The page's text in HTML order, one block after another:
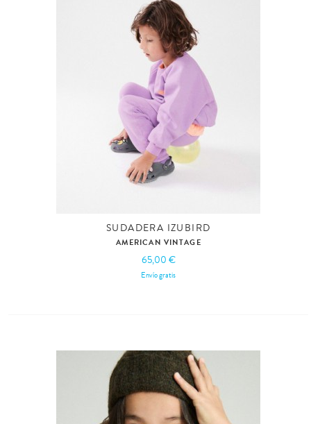
SUDADERA IZUBIRD
AMERICAN VINTAGE
65,00 €
Envío gratis